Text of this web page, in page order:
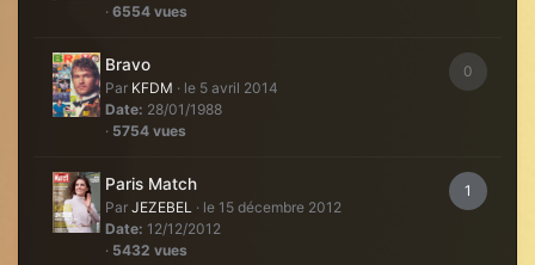
· 6554 vues
0
Bravo
Par KFDM · le 5 avril 2014
Date: 28/01/1988
· 5754 vues
1
Paris Match
Par JEZEBEL · le 15 décembre 2012
Date: 12/12/2012
· 5432 vues